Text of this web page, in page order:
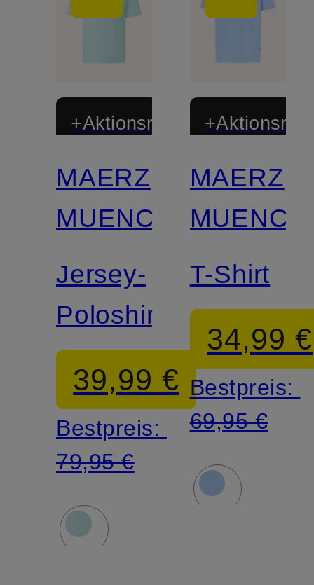
+Aktionsrabatt
MAERZ
MUENCHEN
Jersey-
Poloshirt
39,99 €
Bestpreis:
79,95 €
MAERZ
T-Shirt
34,99 €
Bestpreis:
69,95 €